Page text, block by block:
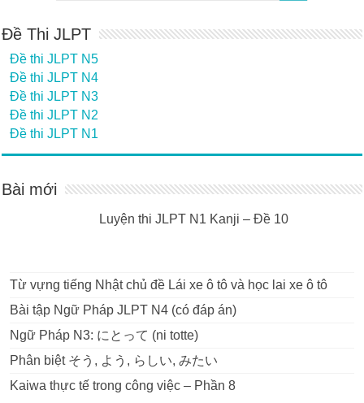
Đề Thi JLPT
Đề thi JLPT N5
Đề thi JLPT N4
Đề thi JLPT N3
Đề thi JLPT N2
Đề thi JLPT N1
Bài mới
Luyện thi JLPT N1 Kanji – Đề 10
Từ vựng tiếng Nhật chủ đề Lái xe ô tô và học lai xe ô tô
Bài tập Ngữ Pháp JLPT N4 (có đáp án)
Ngữ Pháp N3: にとって (ni totte)
Phân biệt そう, よう, らしい, みたい
Kaiwa thực tế trong công việc – Phần 8